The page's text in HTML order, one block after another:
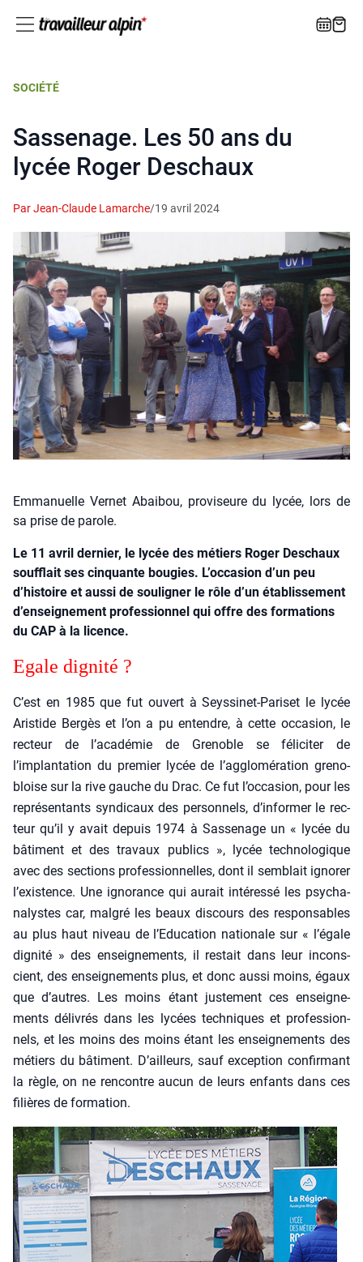
SOCIÉTÉ
Sassenage. Les 50 ans du
lycée Roger Deschaux
Par Jean-Claude Lamarche/19 avril 2024
Emmanuelle Vernet Abaibou, proviseure du lycée, lors de
sa prise de parole.
Le 11 avril dernier, le lycée des métiers Roger Deschaux
soufflait ses cinquante bougies. L’occasion d’un peu
d’histoire et aussi de souligner le rôle d’un établissement
d’enseignement professionnel qui offre des formations
du CAP à la licence.
Egale digni­té ?
C’est en 1985 que fut ouvert à Seys­si­net-Pari­set le lycée
Aris­tide Ber­gès et l’on a pu entendre, à cette occa­sion, le
rec­teur de l’académie de Gre­noble se féli­ci­ter de
l’implantation du pre­mier lycée de l’agglomération gre­no­
bloise sur la rive gauche du Drac. Ce fut l’occasion, pour les
repré­sen­tants syn­di­caux des per­son­nels, d’informer le rec­
teur qu’il y avait depuis 1974 à Sas­se­nage un « lycée du
bâti­ment et des tra­vaux publics », lycée tech­no­lo­gique
avec des sec­tions pro­fes­sion­nelles, dont il sem­blait igno­rer
l’existence. Une igno­rance qui aurait inté­res­sé les psy­cha­
na­lystes car, mal­gré les beaux dis­cours des res­pon­sables
au plus haut niveau de l’Education natio­nale sur « l’égale
digni­té » des ensei­gne­ments, il res­tait dans leur incons­
cient, des ensei­gne­ments plus, et donc aus­si moins, égaux
que d’autres. Les moins étant jus­te­ment ces ensei­gne­
ments déli­vrés dans les lycées tech­niques et pro­fes­sion­
nels, et les moins des moins étant les ensei­gne­ments des
métiers du bâti­ment. D’ailleurs, sauf excep­tion confir­mant
la règle, on ne ren­contre aucun de leurs enfants dans ces
filières de for­ma­tion.